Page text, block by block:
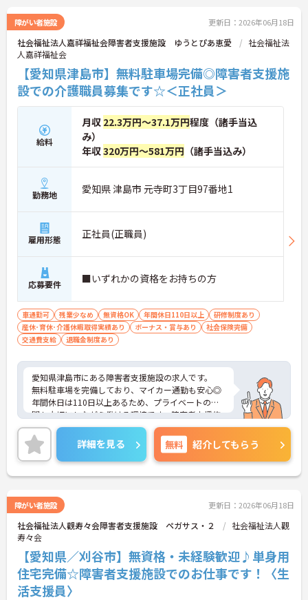
障がい者施設 更新日：2026年06月18日
社会福祉法人嘉祥福祉会障害者支援施設 ゆうとぴあ恵愛
社会福祉法
人嘉祥福祉会
【愛知県津島市】無料駐車場完備◎障害者支援施
設での介護職員募集です☆＜正社員＞
給料
月収 22.3万円～37.1万円程度（諸手当込
み）
年収320万円～581万円 （諸手当込み）
勤務地 愛知県 津島市 元寺町3丁目97番地1
雇用形態 正社員(正職員)
応募要件 ■いずれかの資格をお持ちの方
車通勤可 残業少なめ 無資格OK 年間休日110日以上
研修制度あり
産休･育休･介護休暇取得実績あり
ボーナス・賞与あり
社会保険完備
交通費支給
退職金制度あり
愛知県津島市にある障害者支援施設の求人です。
無料駐車場を完備しており、マイカー通勤も安心◎
年間休日は110日以上あるため、プライベートの時
間も大切にしながら働ける環境です。障害者支援施
設でのご経験を活かしたい方はもちろん、利用者さ
ま一人ひとりに寄り添った支援をしたい方にもおす
すめです。
ご興味をお持ちの方には詳細の情報や面接のポイン
トをお伝えしますのでお気軽にお問い合わせくださ
詳細を見る 無料 紹介してもらう
障がい者施設 更新日：2026年06月18日
社会福祉法人觀寿々会障害者支援施設 ペガサス・２
社会福祉法人觀
寿々会
【愛知県／刈谷市】無資格・未経験歓迎♪単身用
住宅完備☆障害者支援施設でのお仕事です！〈生
活支援員〉